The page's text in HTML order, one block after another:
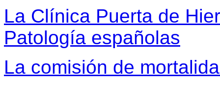
La Clínica Puerta de
Patología españolas
La comisión de